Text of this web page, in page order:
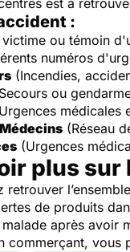
est à
:
victime ou témoin
numéros
(Incendies,
ou
médicales
(Réseau
(Urgences
plus
retrouver
de produits
après avoir
commerçant, vous